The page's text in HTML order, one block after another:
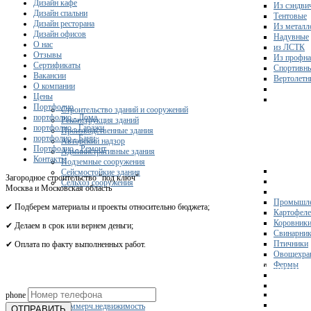
Из
Тентовые
Из
Надувные
из ЛСТК
Из
Строительство зданий и сооружений
Реконструкция зданий
Производственные здания
Авторский надзор
Административные здания
Подземные сооружения
Сейсмостойкие здания
Сельхоз сооружения
Коровники
Птичники
Фермы
Склады
Коммерч.недвижимость
Дизайн кафе
Дизайн спальни
Дизайн ресторана
Дизайн офисов
О нас
Отзывы
Сертификаты
Вакансии
О компании
Цены
Портфолио
портфолио - Дома
портфолио - Гаражи
портфолио - Бани
Портфолио - Ремонт
Контакты
Загородное строительство "под ключ"
Москва и Московская область
✔ Подберем материалы и проекты относительно бюджета;
✔ Делаем в срок или вернем деньги;
✔ Оплата по факту выполненных работ.
phone